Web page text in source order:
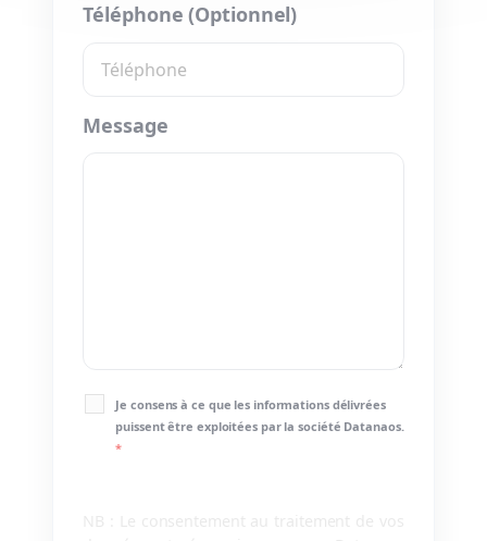
Téléphone (Optionnel)
Message
Je consens à ce que les informations délivrées
puissent être exploitées par la société Datanaos.
*